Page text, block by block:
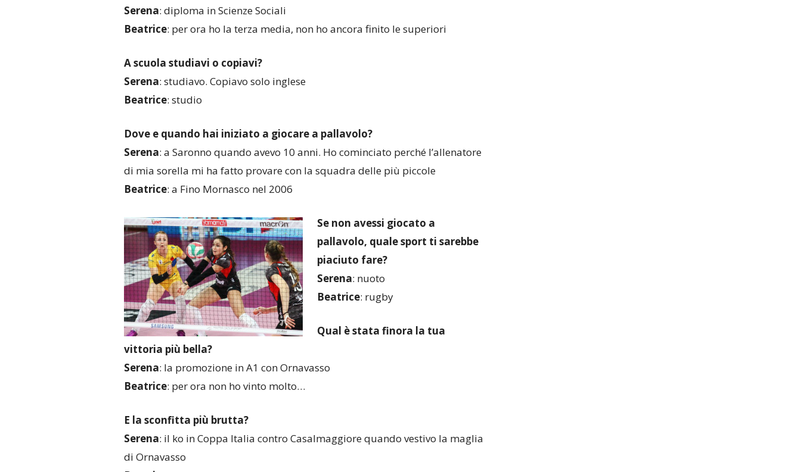
Serena: diploma in Scienze Sociali
Beatrice: per ora ho la terza media, non ho ancora finito le superiori
A scuola studiavi o copiavi?
Serena: studiavo. Copiavo solo inglese
Beatrice: studio
Dove e quando hai iniziato a giocare a pallavolo?
Serena: a Saronno quando avevo 10 anni. Ho cominciato perché l’allenatore
di mia sorella mi ha fatto provare con la squadra delle più piccole
Beatrice: a Fino Mornasco nel 2006
Se non avessi giocato a
pallavolo, quale sport ti sarebbe
piaciuto fare?
Serena: nuoto
Beatrice: rugby
Qual è stata finora la tua
vittoria più bella?
Serena: la promozione in A1 con Ornavasso
Beatrice: per ora non ho vinto molto…
E la sconfitta più brutta?
Serena: il ko in Coppa Italia contro Casalmaggiore quando vestivo la maglia
di Ornavasso